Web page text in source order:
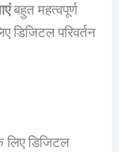
बहुत महत्वपूर्ण
डिजिटल परिवर्तन
लिए डिजिटल